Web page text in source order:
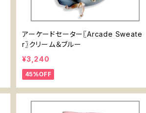
アーケードセーター〖Arcade Sweate
r〗クリーム＆ブルー
¥3,240
45%OFF